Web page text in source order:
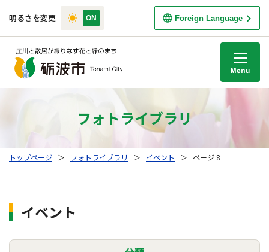
明るさを変更 Foreign Language
フォトライブラリ
トップページ ＞ フォトライブラリ ＞ イベント ＞ ページ 8
イベント